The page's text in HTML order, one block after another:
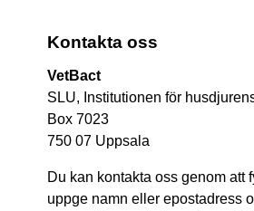
Kontakta oss
VetBact
SLU, Institutionen för
Box 7023
750 07 Uppsala
Du kan kontakta oss genom
uppge namn eller epostadress